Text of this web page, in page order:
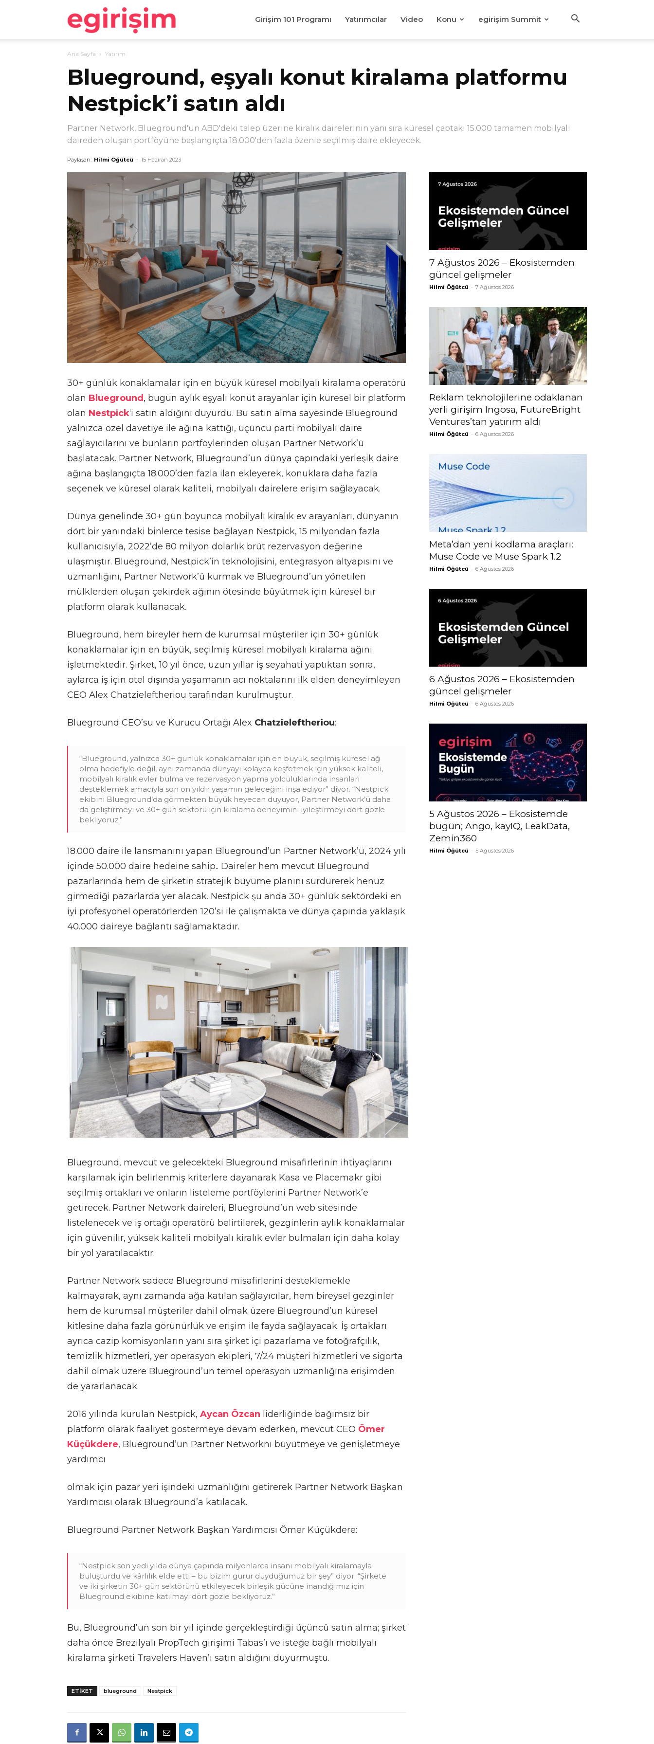
egirişim Girişim 101 Programı Yatırımcılar Video Konu egirişim Summit
Ana Sayfa Yatırım
Blueground, eşyalı konut kiralama platformu
Nestpick’i satın aldı
Partner Network, Blueground'un ABD'deki talep üzerine kiralık dairelerinin yanı sıra küresel çaptaki 15.000 tamamen mobilyalı
daireden oluşan portföyüne başlangıçta 18.000'den fazla özenle seçilmiş daire ekleyecek.
Paylaşan: Hilmi Öğütcü - 15 Haziran 2023
30+ günlük konaklamalar için en büyük küresel mobilyalı kiralama operatörü
olan Blueground , bugün aylık eşyalı konut arayanlar için küresel bir platform
olan Nestpick‘i satın aldığını duyurdu. Bu satın alma sayesinde Blueground
yalnızca özel davetiye ile ağına kattığı, üçüncü parti mobilyalı daire
sağlayıcılarını ve bunların portföylerinden oluşan Partner Network’ü
başlatacak. Partner Network, Blueground’un dünya çapındaki yerleşik daire
ağına başlangıçta 18.000’den fazla ilan ekleyerek, konuklara daha fazla
seçenek ve küresel olarak kaliteli, mobilyalı dairelere erişim sağlayacak.
Dünya genelinde 30+ gün boyunca mobilyalı kiralık ev arayanları, dünyanın
dört bir yanındaki binlerce tesise bağlayan Nestpick, 15 milyondan fazla
kullanıcısıyla, 2022’de 80 milyon dolarlık brüt rezervasyon değerine
ulaşmıştır. Blueground, Nestpick’in teknolojisini, entegrasyon altyapısını ve
uzmanlığını, Partner Network’ü kurmak ve Blueground’un yönetilen
mülklerden oluşan çekirdek ağının ötesinde büyütmek için küresel bir
platform olarak kullanacak.
Blueground, hem bireyler hem de kurumsal müşteriler için 30+ günlük
konaklamalar için en büyük, seçilmiş küresel mobilyalı kiralama ağını
işletmektedir. Şirket, 10 yıl önce, uzun yıllar iş seyahati yaptıktan sonra,
aylarca iş için otel dışında yaşamanın acı noktalarını ilk elden deneyimleyen
CEO Alex Chatzieleftheriou tarafından kurulmuştur.
Blueground CEO’su ve Kurucu Ortağı Alex Chatzieleftheriou:
“Blueground, yalnızca 30+ günlük konaklamalar için en büyük, seçilmiş küresel ağ
olma hedefiyle değil, aynı zamanda dünyayı kolayca keşfetmek için yüksek kaliteli,
mobilyalı kiralık evler bulma ve rezervasyon yapma yolculuklarında insanları
desteklemek amacıyla son on yıldır yaşamın geleceğini inşa ediyor” diyor. “Nestpick
ekibini Blueground’da görmekten büyük heyecan duyuyor, Partner Network’ü daha
da geliştirmeyi ve 30+ gün sektörü için kiralama deneyimini iyileştirmeyi dört gözle
bekliyoruz.”
18.000 daire ile lansmanını yapan Blueground’un Partner Network’ü, 2024 yılı
içinde 50.000 daire hedeine sahip.. Daireler hem mevcut Blueground
pazarlarında hem de şirketin stratejik büyüme planını sürdürerek henüz
girmediği pazarlarda yer alacak. Nestpick şu anda 30+ günlük sektördeki en
iyi profesyonel operatörlerden 120’si ile çalışmakta ve dünya çapında yaklaşık
40.000 daireye bağlantı sağlamaktadır.
Blueground, mevcut ve gelecekteki Blueground misafirlerinin ihtiyaçlarını
karşılamak için belirlenmiş kriterlere dayanarak Kasa ve Placemakr gibi
seçilmiş ortakları ve onların listeleme portföylerini Partner Network’e
getirecek. Partner Network daireleri, Blueground’un web sitesinde
listelenecek ve iş ortağı operatörü belirtilerek, gezginlerin aylık konaklamalar
için güvenilir, yüksek kaliteli mobilyalı kiralık evler bulmaları için daha kolay
bir yol yaratılacaktır.
Partner Network sadece Blueground misafirlerini desteklemekle
kalmayarak, aynı zamanda ağa katılan sağlayıcılar, hem bireysel gezginler
hem de kurumsal müşteriler dahil olmak üzere Blueground’un küresel
kitlesine daha fazla görünürlük ve erişim ile fayda sağlayacak. İş ortakları
ayrıca cazip komisyonların yanı sıra şirket içi pazarlama ve fotoğrafçılık,
temizlik hizmetleri, yer operasyon ekipleri, 7/24 müşteri hizmetleri ve sigorta
dahil olmak üzere Blueground’un temel operasyon uzmanlığına erişimden
de yararlanacak.
2016 yılında kurulan Nestpick, Aycan Özcan liderliğinde bağımsız bir
platform olarak faaliyet göstermeye devam ederken, mevcut CEO Ömer
Küçükdere, Blueground’un Partner Networknı büyütmeye ve genişletmeye
yardımcı
olmak için pazar yeri işindeki uzmanlığını getirerek Partner Network Başkan
Yardımcısı olarak Blueground’a katılacak.
Blueground Partner Network Başkan Yardımcısı Ömer Küçükdere:
“Nestpick son yedi yılda dünya çapında milyonlarca insanı mobilyalı kiralamayla
buluşturdu ve kârlılık elde etti – bu bizim gurur duyduğumuz bir şey” diyor. “Şirkete
ve iki şirketin 30+ gün sektörünü etkileyecek birleşik gücüne inandığımız için
Blueground ekibine katılmayı dört gözle bekliyoruz.”
Bu, Blueground’un son bir yıl içinde gerçekleştirdiği üçüncü satın alma; şirket
daha önce Brezilyalı PropTech girişimi Tabas’ı ve isteğe bağlı mobilyalı
kiralama şirketi Travelers Haven’ı satın aldığını duyurmuştu.
ETIKET blueground Nestpick
7 Ağustos 2026 – Ekosistemden
güncel gelişmeler
Hilmi Öğütcü - 7 Ağustos 2026
Reklam teknolojilerine odaklanan
yerli girişim Ingosa, FutureBright
Ventures’tan yatırım aldı
Hilmi Öğütcü - 6 Ağustos 2026
Meta’dan yeni kodlama araçları:
Muse Code ve Muse Spark 1.2
Hilmi Öğütcü - 6 Ağustos 2026
6 Ağustos 2026 – Ekosistemden
güncel gelişmeler
Hilmi Öğütcü - 6 Ağustos 2026
5 Ağustos 2026 – Ekosistemde
bugün; Ango, kayIQ, LeakData,
Zemin360
Hilmi Öğütcü - 5 Ağustos 2026